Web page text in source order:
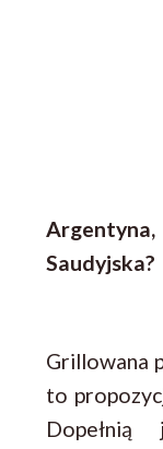
Saudyjska?
Grillowana
to